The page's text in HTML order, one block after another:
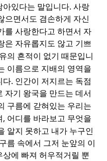
아있다는 말입니다.사랑
으면서도 겸손하게 자신
를 사랑한다고 하면서 자
은 자유롭지도 않고 기쁘
의 흔적이 없기 때문입니
이름으로 지배의 영역을
다. 인간이 저지르는 독점
자기 왕국을 만드는 데서
구름에 갇혀있는 우리는
, 어디를 바라보고 무엇을
알지 못하고 내가 누구인
름 속에서 그저 눈앞의 이
에 빠져 허우적거릴 뿐